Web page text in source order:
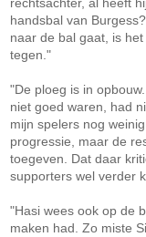
handsbal van
naar de bal gaat, is
tegen."
"De ploeg is in
niet goed waren, had
mijn spelers nog
progressie, maar de
toegeven. Dat daar
supporters wel verder
"Hasi wees ook op de
maken had. Zo miste